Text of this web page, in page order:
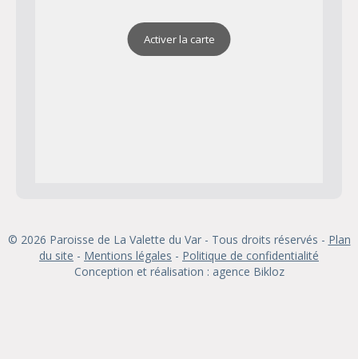
Activer la carte
© 2026 Paroisse de La Valette du Var - Tous droits réservés - Plan
du site - Mentions légales - Politique de confidentialité
Conception et réalisation : agence Bikloz